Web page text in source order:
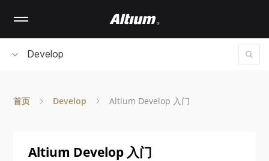
contentDevelop
首页 Develop Altium Develop 入门
Altium Develop 入门